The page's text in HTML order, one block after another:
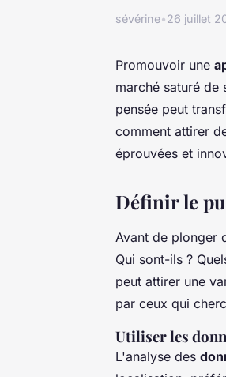
sévérine•26 juillet
Promouvoir une
marché saturé de
pensée peut
comment attirer
éprouvées et
Définir le
Avant de plonger
Qui sont-ils ?
peut attirer une
par ceux qui
Utiliser les
L'analyse des